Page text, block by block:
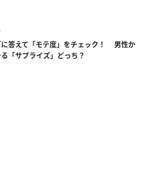
に答えて「モテ度」をチェック！ 男性か
「サプライズ」どっち？